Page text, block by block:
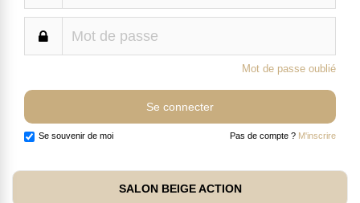
Mot de passe oublié
Se souvenir de moi Pas de compte ? M'inscrire
SALON BEIGE ACTION